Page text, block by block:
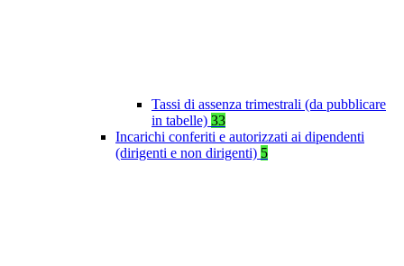
Tassi di assenza trimestrali (da pubblicare
in tabelle) 33
Incarichi conferiti e autorizzati ai dipendenti
(dirigenti e non dirigenti) 5